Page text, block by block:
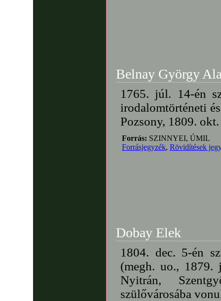
Belnay György
1765. júl. 14-én
irodalomtörténeti
Pozsony, 1809.
Forrás: SZINNYEI, ÚMIL
Forrásjegyzék, Rövidítések
Dobay Elek
1804. dec. 5-én
(megh. uo., 1879.
Nyitrán,
szülővárosába